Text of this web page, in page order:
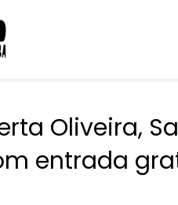
Oliveira,
entrada